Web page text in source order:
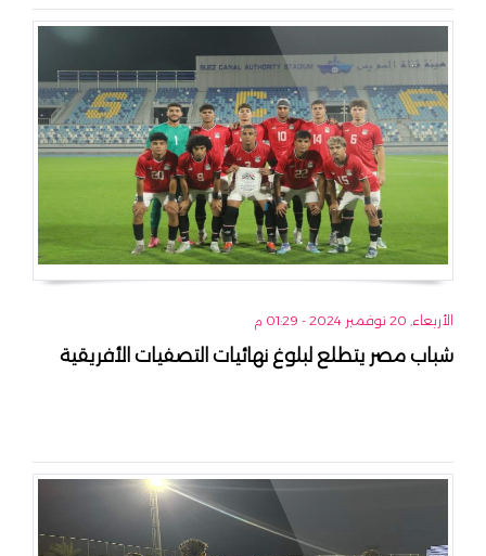
الأربعاء, 20 نوفمبر 2024 - 01:29 م
شباب مصر يتطلع لبلوغ نهائيات التصفيات الأفريقية